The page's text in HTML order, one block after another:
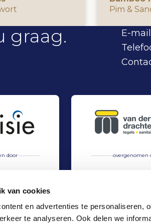
van cookies
en advertenties te personaliseren,
te analyseren. Ook delen we
Pim &
graag.
E-mail
door overgenomen